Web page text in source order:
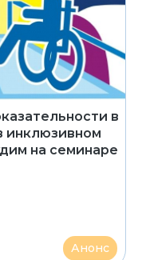
в
инклюзивном
на семинаре
Анонс